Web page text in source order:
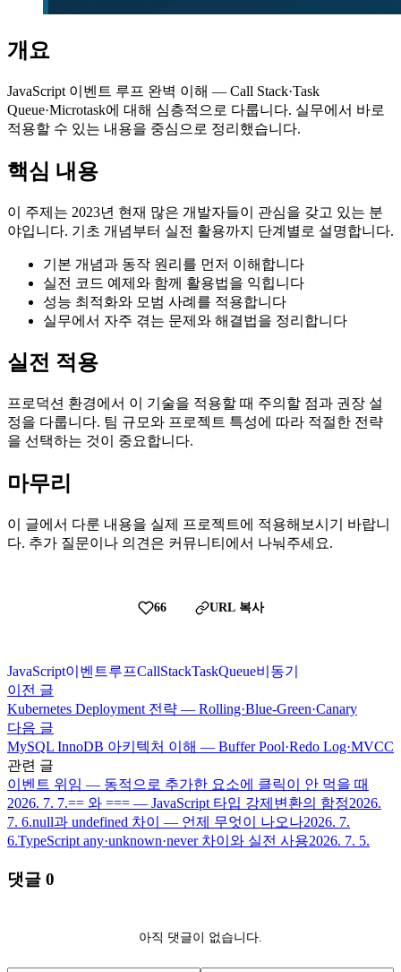
개요
JavaScript 이벤트 루프 완벽 이해 — Call Stack·Task
Queue·Microtask에 대해 심층적으로 다룹니다. 실무에서 바로
적용할 수 있는 내용을 중심으로 정리했습니다.
핵심 내용
이 주제는 2023년 현재 많은 개발자들이 관심을 갖고 있는 분
야입니다. 기초 개념부터 실전 활용까지 단계별로 설명합니다.
기본 개념과 동작 원리를 먼저 이해합니다
실전 코드 예제와 함께 활용법을 익힙니다
성능 최적화와 모범 사례를 적용합니다
실무에서 자주 겪는 문제와 해결법을 정리합니다
실전 적용
프로덕션 환경에서 이 기술을 적용할 때 주의할 점과 권장 설
정을 다룹니다. 팀 규모와 프로젝트 특성에 따라 적절한 전략
을 선택하는 것이 중요합니다.
마무리
이 글에서 다룬 내용을 실제 프로젝트에 적용해보시기 바랍니
다. 추가 질문이나 의견은 커뮤니티에서 나눠주세요.
66 URL 복사
JavaScript이벤트루프CallStackTaskQueue비동기
이전 글
Kubernetes Deployment 전략 — Rolling·Blue-Green·Canary
다음 글
MySQL InnoDB 아키텍처 이해 — Buffer Pool·Redo Log·MVCC
관련 글
이벤트 위임 — 동적으로 추가한 요소에 클릭이 안 먹을 때
2026. 7. 7.== 와 === — JavaScript 타입 강제변환의 함정2026.
7. 6.null과 undefined 차이 — 언제 무엇이 나오나2026. 7.
6.TypeScript any·unknown·never 차이와 실전 사용2026. 7. 5.
댓글 0
아직 댓글이 없습니다.